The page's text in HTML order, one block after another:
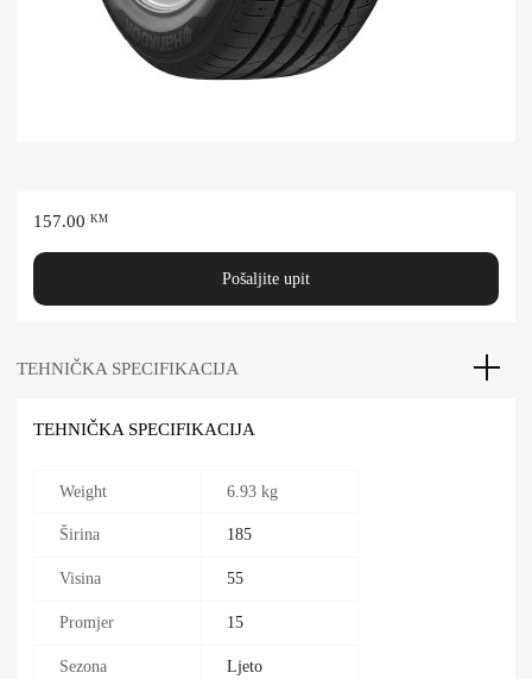
157.00 KM
Pošaljite upit
TEHNIČKA SPECIFIKACIJA
TEHNIČKA SPECIFIKACIJA
Weight 6.93 kg
Širina 185
Visina 55
Promjer 15
Sezona Ljeto